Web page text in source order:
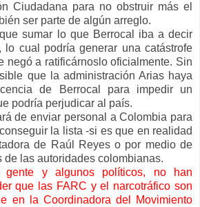
Ciudadana para no obstruir más el
ser parte de algún arreglo.
sumar lo que Berrocal iba a decir
lo cual podría generar una catástrofe
negó a ratificárnoslo oficialmente. Sin
que la administración Arias haya
de Berrocal para impedir un
podría perjudicar al país.
de enviar personal a Colombia para
la lista -si es que en realidad
de Raúl Reyes o por medio de
de las autoridades colombianas.
y algunos políticos, no han
que las FARC y el narcotráfico son
en la Coordinadora del Movimiento